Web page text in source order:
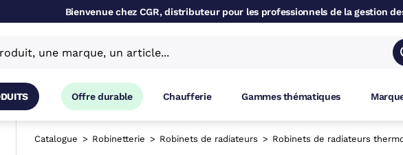
Bienvenue chez CGR, distributeur pour les professionnels de la gestion
Offre durable Chaufferie Gammes thématiques
Catalogue Robinetterie Robinets de radiateurs Robinets de radiateurs